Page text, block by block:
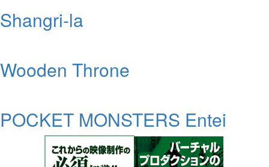
Shangri-la
Wooden Throne
POCKET MONSTERS Entei